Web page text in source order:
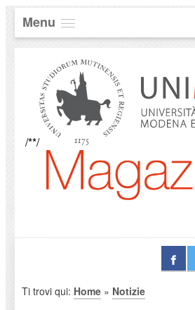
Menu
/**/
Ti trovi qui: Home» Notizie